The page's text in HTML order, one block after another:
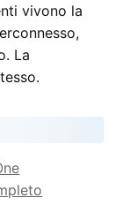
vivono la
La